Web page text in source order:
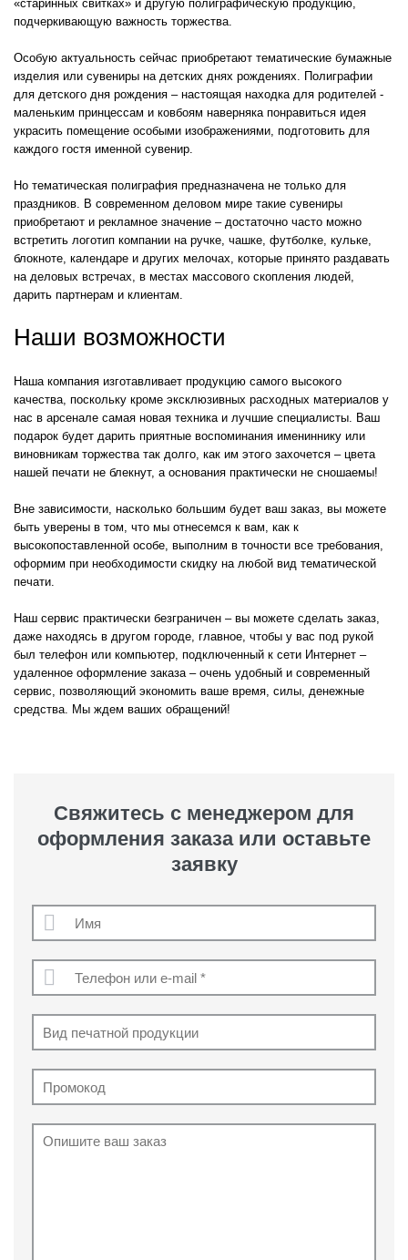
«старинных свитках» и другую полиграфическую продукцию,
подчеркивающую важность торжества.
Особую актуальность сейчас приобретают тематические бумажные
изделия или сувениры на детских днях рождениях. Полиграфии
для детского дня рождения – настоящая находка для родителей -
маленьким принцессам и ковбоям наверняка понравиться идея
украсить помещение особыми изображениями, подготовить для
каждого гостя именной сувенир.
Но тематическая полиграфия предназначена не только для
праздников. В современном деловом мире такие сувениры
приобретают и рекламное значение – достаточно часто можно
встретить логотип компании на ручке, чашке, футболке, кульке,
блокноте, календаре и других мелочах, которые принято раздавать
на деловых встречах, в местах массового скопления людей,
дарить партнерам и клиентам.
Наши возможности
Наша компания изготавливает продукцию самого высокого
качества, поскольку кроме эксклюзивных расходных материалов у
нас в арсенале самая новая техника и лучшие специалисты. Ваш
подарок будет дарить приятные воспоминания имениннику или
виновникам торжества так долго, как им этого захочется – цвета
нашей печати не блекнут, а основания практически не сношаемы!
Вне зависимости, насколько большим будет ваш заказ, вы можете
быть уверены в том, что мы отнесемся к вам, как к
высокопоставленной особе, выполним в точности все требования,
оформим при необходимости скидку на любой вид тематической
печати.
Наш сервис практически безграничен – вы можете сделать заказ,
даже находясь в другом городе, главное, чтобы у вас под рукой
был телефон или компьютер, подключенный к сети Интернет –
удаленное оформление заказа – очень удобный и современный
сервис, позволяющий экономить ваше время, силы, денежные
средства. Мы ждем ваших обращений!
Свяжитесь с менеджером для
оформления заказа или оставьте
заявку